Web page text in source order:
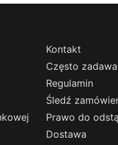
Kontakt
Często
Regulamin
Śledź
Prawo do
Dostawa